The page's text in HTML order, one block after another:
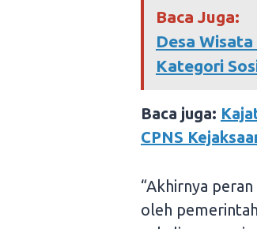
Baca Juga:
Desa
Kategori
Baca juga:
CPNS
“Akhirnya
oleh